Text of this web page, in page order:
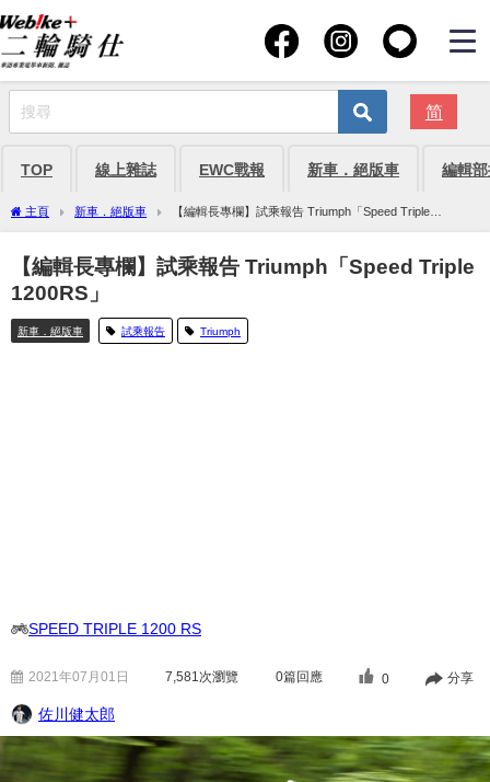
简
TOP 線上雜誌 EWC戰報 新車．絕版車 編輯
主頁 新車．絕版車
【編輯長專欄】試乘報告 Triumph「Speed Triple
1200RS」
【編輯長專欄】試乘報告 Triumph「Speed Triple
1200RS」
新車．絕版車 試乘報告 Triumph
SPEED TRIPLE 1200 RS
2021年07月01日 7,581 次瀏覽 0篇回應 0 分享
佐川健太郎